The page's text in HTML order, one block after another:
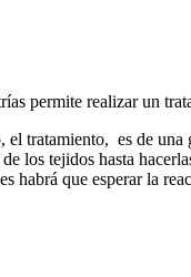
permite realizar un
tratamiento, es de una
los tejidos hasta
habrá que esperar la